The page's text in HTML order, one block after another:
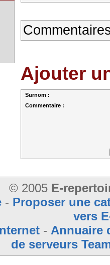
Ajouter
Surnom :
Commentaire :
© 2005 E-
- Proposer une
vers
- Annuaire
de serveurs